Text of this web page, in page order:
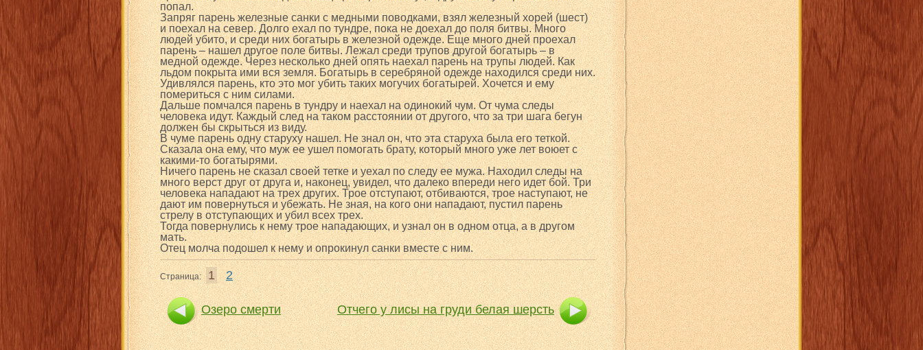
попал.
Запряг парень железные санки с медными поводками, взял железный хорей (шест)
и поехал на север. Долго ехал по тундре, пока не доехал до поля битвы. Много
людей убито, и среди них богатырь в железной одежде. Еще много дней проехал
парень – нашел другое поле битвы. Лежал среди трупов другой богатырь – в
медной одежде. Через несколько дней опять наехал парень на трупы людей. Как
льдом покрыта ими вся земля. Богатырь в серебряной одежде находился среди них.
Удивлялся парень, кто это мог убить таких могучих богатырей. Хочется и ему
помериться с ним силами.
Дальше помчался парень в тундру и наехал на одинокий чум. От чума следы
человека идут. Каждый след на таком расстоянии от другого, что за три шага бегун
должен бы скрыться из виду.
В чуме парень одну старуху нашел. Не знал он, что эта старуха была его теткой.
Сказала она ему, что муж ее ушел помогать брату, который много уже лет воюет с
какими-то богатырями.
Ничего парень не сказал своей тетке и уехал по следу ее мужа. Находил следы на
много верст друг от друга и, наконец, увидел, что далеко впереди него идет бой. Три
человека нападают на трех других. Трое отступают, отбиваются, трое наступают, не
дают им повернуться и убежать. Не зная, на кого они нападают, пустил парень
стрелу в отступающих и убил всех трех.
Тогда повернулись к нему трое нападающих, и узнал он в одном отца, а в другом
мать.
Отец молча подошел к нему и опрокинул санки вместе с ним.
Страница: 1 2
Озеро смерти Отчего у лисы на груди белая шерсть